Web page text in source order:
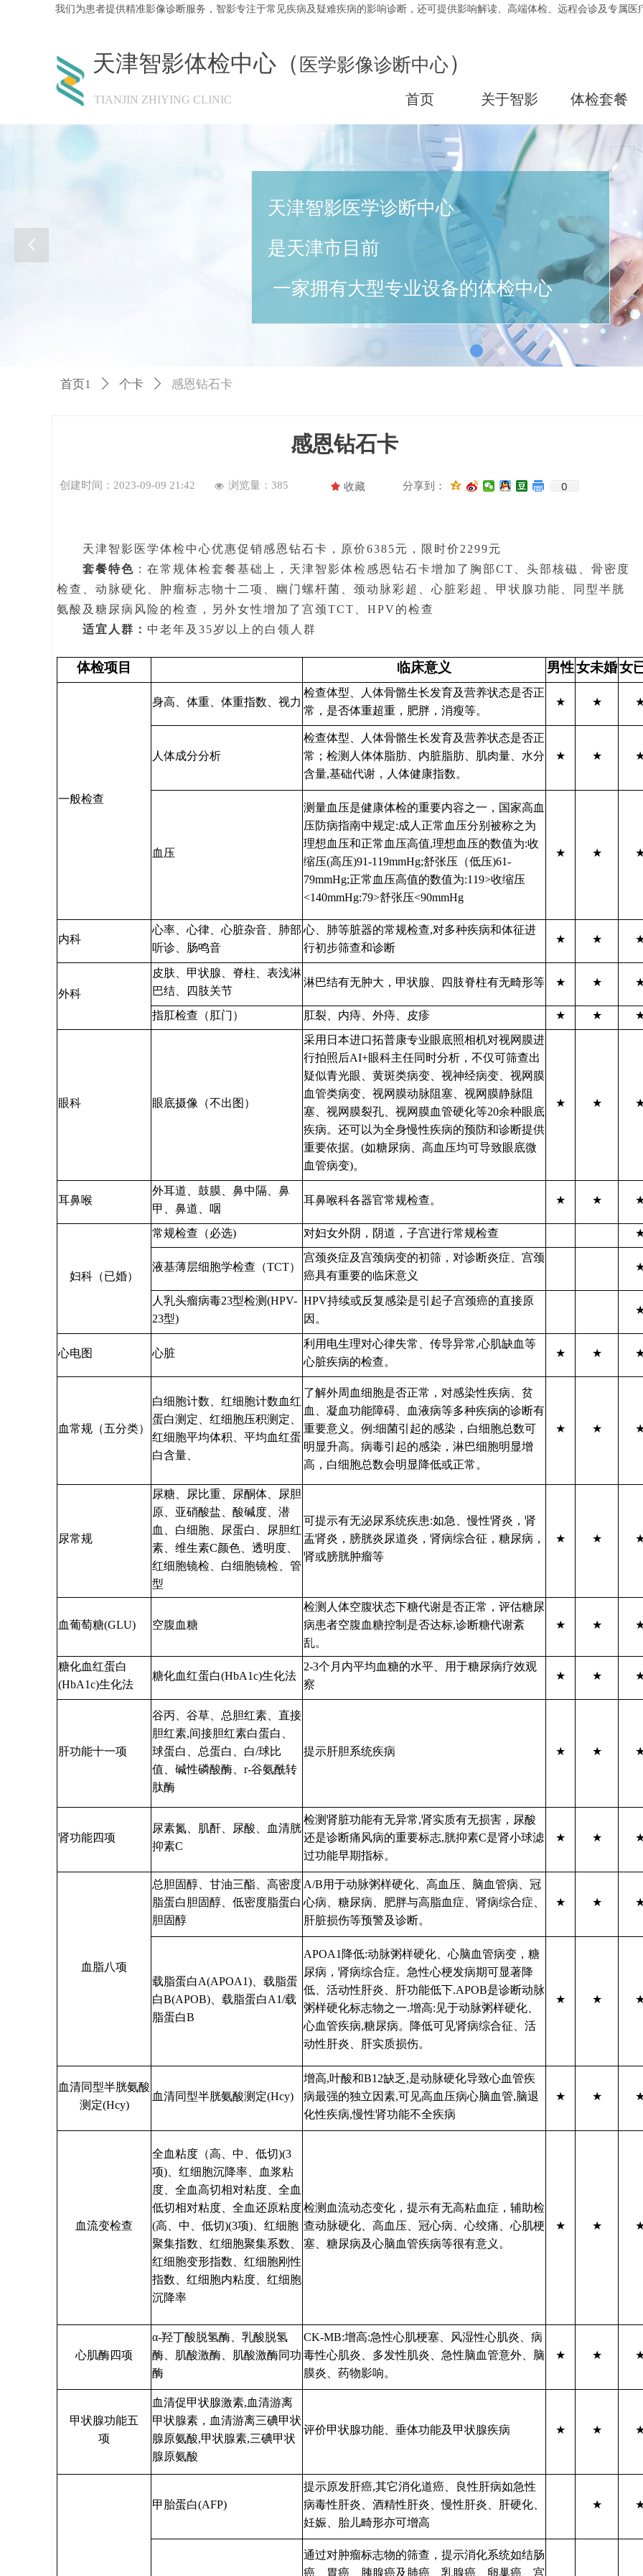
我们为患者提供精准影像诊断服务，智影专注于常见疾病及疑难疾病的影响诊断，还可提供影响解读、高端体检、远程会诊及专属医
首页 关于智影 体检套餐
天津智影体检中心（ 医学影像诊断中心）
TIANJIN ZHIYING CLINIC
天津智影医学诊断中心
是天津市目前
一家拥有大型专业设备的体检中心
首页1 ꄲ 个卡 ꄲ 感恩钻石卡
感恩钻石卡
天津智影医学体检中心优惠促销感恩钻石卡，原价6385元，限时价2299元
套餐特色 ：在常规体检套餐基础上，天津智影体检感恩钻石卡增加了胸部CT、头部核磁、骨密度
检查、动脉硬化、肿瘤标志物十二项、幽门螺杆菌、颈动脉彩超、心脏彩超、甲状腺功能、同型半胱
氨酸及糖尿病风险的检查，另外女性增加了宫颈TCT、HPV的检查
适宜人群： 中老年及35岁以上的白领人群
体检项目 临床意义 男性女未婚女
一般检查
身高、体重、体重指数、视力
检查体型、人体骨骼生长发育及营养状态是否正
常，是否体重超重，肥胖，消瘦等。
★ ★
人体成分分析
检查体型、人体骨骼生长发育及营养状态是否正
常；检测人体体脂肪、内脏脂肪、肌肉量、水分
含量,基础代谢，人体健康指数。
★ ★
血压
测量血压是健康体检的重要内容之一，国家高血
压防病指南中规定:成人正常血压分别被称之为
理想血压和正常血压高值,理想血压的数值为:收
缩压(高压)91-119mmHg;舒张压（低压)61-
79mmHg;正常血压高值的数值为:119>收缩压
<140mmHg:79>舒张压<90mmHg
★ ★
内科
心率、心律、心脏杂音、肺部
听诊、肠鸣音
心、肺等脏器的常规检查,对多种疾病和体征进
行初步筛查和诊断
★ ★
外科
皮肤、甲状腺、脊柱、表浅淋
巴结、四肢关节
淋巴结有无肿大，甲状腺、四肢脊柱有无畸形等 ★ ★
指肛检查（肛门） 肛裂、内痔、外痔、皮疹 ★ ★
眼科 眼底摄像（不出图）
采用日本进口拓普康专业眼底照相机对视网膜进
行拍照后AI+眼科主任同时分析，不仅可筛查出
疑似青光眼、黄斑类病变、视神经病变、视网膜
血管类病变、视网膜动脉阻塞、视网膜静脉阻
塞、视网膜裂孔、视网膜血管硬化等20余种眼底
疾病。还可以为全身慢性疾病的预防和诊断提供
重要依据。(如糖尿病、高血压均可导致眼底微
血管病变)。
★ ★
耳鼻喉
外耳道、鼓膜、鼻中隔、鼻
甲、鼻道、咽
耳鼻喉科各器官常规检查。 ★ ★
妇科（已婚）
常规检查（必选) 对妇女外阴，阴道，子宫进行常规检查
液基薄层细胞学检查（TCT）
宫颈炎症及宫颈病变的初筛，对诊断炎症、宫颈
癌具有重要的临床意义
人乳头瘤病毒23型检测(HPV-
23型)
HPV持续或反复感染是引起子宫颈癌的直接原
因。
心电图 心脏
利用电生理对心律失常、传导异常,心肌缺血等
心脏疾病的检查。
★ ★
血常规（五分类）
白细胞计数、红细胞计数血红
蛋白测定、红细胞压积测定、
红细胞平均体积、平均血红蛋
白含量、
了解外周血细胞是否正常，对感染性疾病、贫
血、凝血功能障碍、血液病等多种疾病的诊断有
重要意义。例:细菌引起的感染，白细胞总数可
明显升高。病毒引起的感染，淋巴细胞明显增
高，白细胞总数会明显降低或正常。
★ ★
尿常规
尿糖、尿比重、尿酮体、尿胆
原、亚硝酸盐、酸碱度、潜
血、白细胞、尿蛋白、尿胆红
素、维生素C颜色、透明度、
红细胞镜检、白细胞镜检、管
型
可提示有无泌尿系统疾患:如急、慢性肾炎，肾
盂肾炎，膀胱炎尿道炎，肾病综合征，糖尿病，
肾或膀胱肿瘤等
★ ★
血葡萄糖(GLU) 空腹血糖
检测人体空腹状态下糖代谢是否正常，评估糖尿
病患者空腹血糖控制是否达标,诊断糖代谢紊
乱。
★ ★
糖化血红蛋白
(HbA1c)生化法
糖化血红蛋白(HbA1c)生化法
2-3个月内平均血糖的水平、用于糖尿病疗效观
察
★ ★
肝功能十一项
谷丙、谷草、总胆红素、直接
胆红素,间接胆红素白蛋白、
球蛋白、总蛋白、白/球比
值、碱性磷酸酶、r-谷氨酰转
肽酶
提示肝胆系统疾病 ★ ★
肾功能四项
尿素氮、肌酐、尿酸、血清胱
抑素C
检测肾脏功能有无异常,肾实质有无损害，尿酸
还是诊断痛风病的重要标志,胱抑素C是肾小球滤
过功能早期指标。
★ ★
血脂八项
总胆固醇、甘油三酯、高密度
脂蛋白胆固醇、低密度脂蛋白
胆固醇
A/B用于动脉粥样硬化、高血压、脑血管病、冠
心病、糖尿病、肥胖与高脂血症、肾病综合症、
肝脏损伤等预警及诊断。
★ ★
载脂蛋白A(APOA1)、载脂蛋
白B(APOB)、载脂蛋白A1/载
脂蛋白B
APOA1降低:动脉粥样硬化、心脑血管病变，糖
尿病，肾病综合症。急性心梗发病期可显著降
低、活动性肝炎、肝功能低下.APOB是诊断动脉
粥样硬化标志物之一.增高:见于动脉粥样硬化、
心血管疾病,糖尿病。降低可见肾病综合征、活
动性肝炎、肝实质损伤。
★ ★
血清同型半胱氨酸
测定(Hcy)
血清同型半胱氨酸测定(Hcy)
增高,叶酸和B12缺乏,是动脉硬化导致心血管疾
病最强的独立因素,可见高血压病心脑血管,脑退
化性疾病,慢性肾功能不全疾病
★ ★
血流变检查
全血粘度（高、中、低切)(3
项)、红细胞沉降率、血浆粘
度、全血高切相对粘度、全血
低切相对粘度、全血还原粘度
(高、中、低切)(3项)、红细胞
聚集指数、红细胞聚集系数、
红细胞变形指数、红细胞刚性
指数、红细胞内粘度、红细胞
沉降率
检测血流动态变化，提示有无高粘血症，辅助检
查动脉硬化、高血压、冠心病、心绞痛、心肌梗
塞、糖尿病及心脑血管疾病等很有意义。
★ ★
心肌酶四项
α-羟丁酸脱氢酶、乳酸脱氢
酶、肌酸激酶、肌酸激酶同功
酶
CK-MB:增高:急性心肌梗塞、风湿性心肌炎、病
毒性心肌炎、多发性肌炎、急性脑血管意外、脑
膜炎、药物影响。
★ ★
甲状腺功能五
项
血清促甲状腺激素,血清游离
甲状腺素，血清游离三碘甲状
腺原氨酸,甲状腺素,三碘甲状
腺原氨酸
评价甲状腺功能、垂体功能及甲状腺疾病 ★ ★
甲胎蛋白(AFP)
提示原发肝癌,其它消化道癌、良性肝病如急性
病毒性肝炎、酒精性肝炎、慢性肝炎、肝硬化、
妊娠、胎儿畸形亦可增高
★
通过对肿瘤标志物的筛查，提示消化系统如结肠
癌、胃癌、胰腺癌及肺癌、乳腺癌、卵巢癌、宫
创建时间： 2023-09-09 21:42 넶 浏览量： 385 끄 收藏 分享到： 0